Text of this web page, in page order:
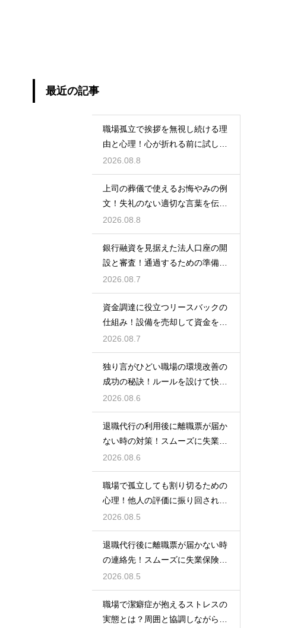
最近の記事
職場孤立で挨拶を無視し続ける理
由と心理！心が折れる前に試した
い関係改善策
2026.08.8
上司の葬儀で使えるお悔やみの例
文！失礼のない適切な言葉を伝え
る例文
2026.08.8
銀行融資を見据えた法人口座の開
設と審査！通過するための準備と
ポイント
2026.08.7
資金調達に役立つリースバックの
仕組み！設備を売却して資金を得
る方法
2026.08.7
独り言がひどい職場の環境改善の
成功の秘訣！ルールを設けて快適
な空間を作る
2026.08.6
退職代行の利用後に離職票が届か
ない時の対策！スムーズに失業保
険をもらう
2026.08.6
職場で孤立しても割り切るための
心理！他人の評価に振り回されな
いための術
2026.08.5
退職代行後に離職票が届かない時
の連絡先！スムーズに失業保険を
もらう術
2026.08.5
職場で潔癖症が抱えるストレスの
実態とは？周囲と協調しながら快